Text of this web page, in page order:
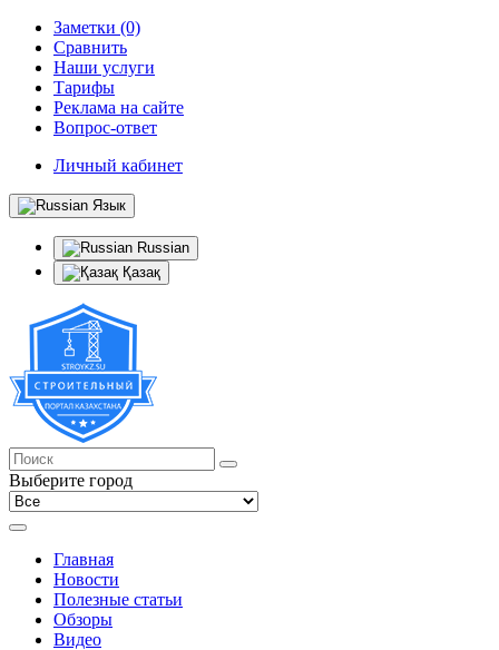
Заметки (0)
Сравнить
Наши услуги
Тарифы
Реклама на сайте
Вопрос-ответ
Личный кабинет
Язык
Russian
Қазақ
Выберите город
Главная
Новости
Полезные статьи
Обзоры
Видео